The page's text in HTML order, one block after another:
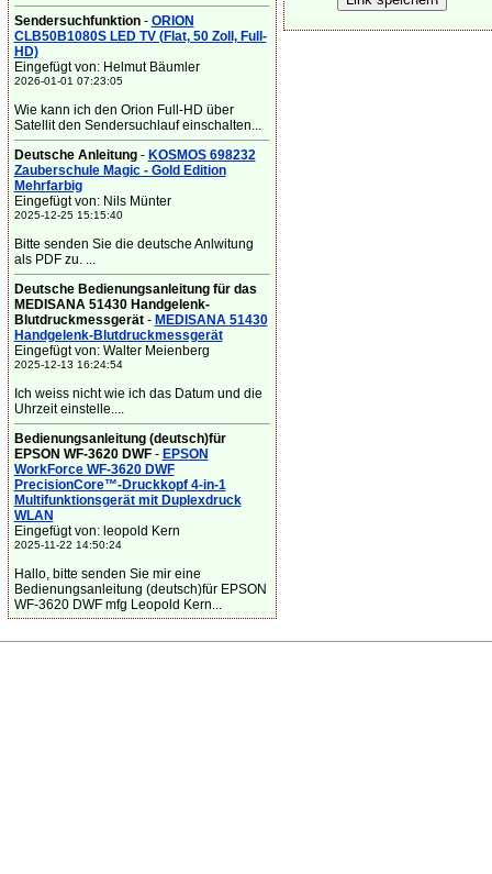
Sendersuchfunktion- ORION
CLB50B1080S LED TV (Flat, 50 Zoll, Full-
HD)
Eingefügt von: Helmut Bäumler
2026-01-01 07:23:05
Wie kann ich den Orion Full-HD über
Satellit den Sendersuchlauf einschalten...
Deutsche Anleitung- KOSMOS 698232
Zauberschule Magic - Gold Edition
Mehrfarbig
Eingefügt von: Nils Münter
2025-12-25 15:15:40
Bitte senden Sie die deutsche Anlwitung
als PDF zu. ...
Deutsche Bedienungsanleitung für das
MEDISANA 51430 Handgelenk-
Blutdruckmessgerät- MEDISANA 51430
Handgelenk-Blutdruckmessgerät
Eingefügt von: Walter Meienberg
2025-12-13 16:24:54
Ich weiss nicht wie ich das Datum und die
Uhrzeit einstelle....
Bedienungsanleitung (deutsch)für
EPSON WF-3620 DWF- EPSON
WorkForce WF-3620 DWF
PrecisionCore™-Druckkopf 4-in-1
Multifunktionsgerät mit Duplexdruck
WLAN
Eingefügt von: leopold Kern
2025-11-22 14:50:24
Hallo, bitte senden Sie mir eine
Bedienungsanleitung (deutsch)für EPSON
WF-3620 DWF mfg Leopold Kern...